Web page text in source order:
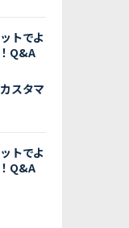
トでよ
Q&A
スタマ
トでよ
Q&A